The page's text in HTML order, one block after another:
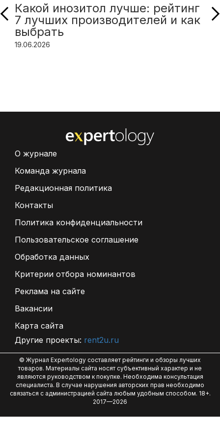
Какой инозитол лучше: рейтинг
7 лучших производителей и как
выбрать
19.06.2026
О журнале
Команда журнала
Редакционная политика
Контакты
Политика конфиденциальности
Пользовательское соглашение
Обработка данных
Критерии отбора номинантов
Реклама на сайте
Вакансии
Карта сайта
Другие проекты: rent2u.ru
© Журнал Expertology составляет рейтинги и обзоры лучших
товаров. Материалы сайта носят субъективный характер и не
являются руководством к покупке. Необходима консультация
специалиста. В случае нарушения авторских прав необходимо
связаться с администрацией сайта любым удобным способом. 18+.
2017—2026